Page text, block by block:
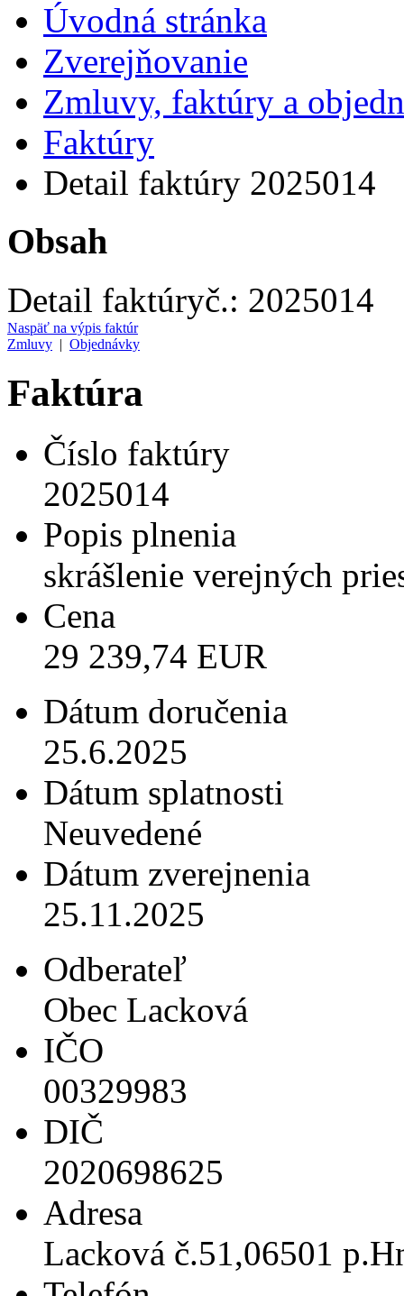
Úvodná stránka
Zverejňovanie
Zmluvy, faktúry a
Faktúry
Detail faktúry 2025014
Obsah
Detail faktúryč.: 2025014
Naspäť na výpis faktúr
Zmluvy | Objednávky
Faktúra
Číslo faktúry
2025014
Popis plnenia
skrášlenie verejných
Cena
29 239,74 EUR
Dátum doručenia
25.6.2025
Dátum splatnosti
Neuvedené
Dátum zverejnenia
25.11.2025
Odberateľ
Obec Lacková
IČO
00329983
DIČ
2020698625
Adresa
Lacková č.51,06501